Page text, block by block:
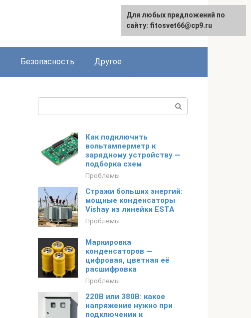
English
Безопасность Другое
Как подключить
вольтамперметр к
зарядному устройству —
подборка схем
Проблемы
Стражи больших энергий:
мощные конденсаторы
Vishay из линейки ESTA
Проблемы
Маркировка
конденсаторов —
цифровая, цветная её
расшифровка
Проблемы
220В или 380В: какое
напряжение нужно при
подключении к
Для любых предложений по
сайту: fitosvet66@cp9.ru